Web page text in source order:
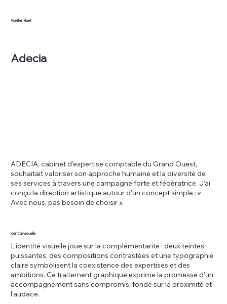
Aurélien Huet
Adecia
ADECIA, cabinet d’expertise comptable du Grand Ouest,
souhaitait valoriser son approche humaine et la diversité de
ses services à travers une campagne forte et fédératrice. J’ai
conçu la direction artistique autour d’un concept simple : «
Avec nous, pas besoin de choisir ».
Identité visuelle
L’identité visuelle joue sur la complémentarité : deux teintes
puissantes, des compositions contrastées et une typographie
claire symbolisent la coexistence des expertises et des
ambitions. Ce traitement graphique exprime la promesse d’un
accompagnement sans compromis, fondé sur la proximité et
l’audace.